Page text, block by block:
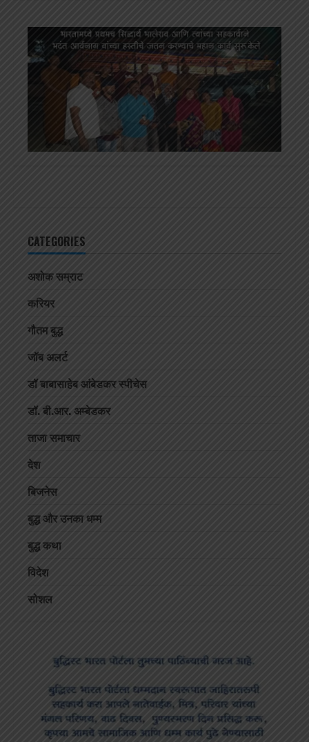
CATEGORIES
अशोक सम्राट
करियर
गौतम बुद्ध
जॉब अलर्ट
डॉ बाबासाहेब आंबेडकर स्पीचेस
डॉ. बी.आर. अम्बेडकर
ताजा समाचार
देश
बिजनेस
बुद्ध और उनका धम्म
बुद्ध कथा
विदेश
सोशल